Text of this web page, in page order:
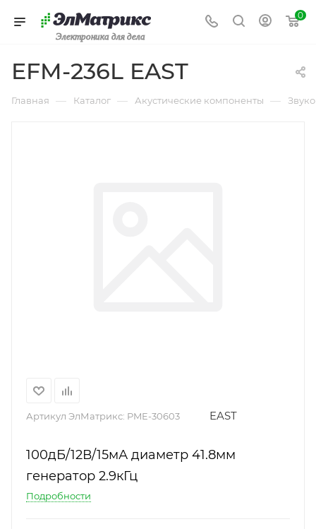
Электроника для дела
0
EFM-236L EAST
Главная — Каталог — Акустические компоненты —
Артикул ЭлМатрикс: PME-30603 EAST
100дБ/12В/15мА диаметр 41.8мм
генератор 2.9кГц
Подробности